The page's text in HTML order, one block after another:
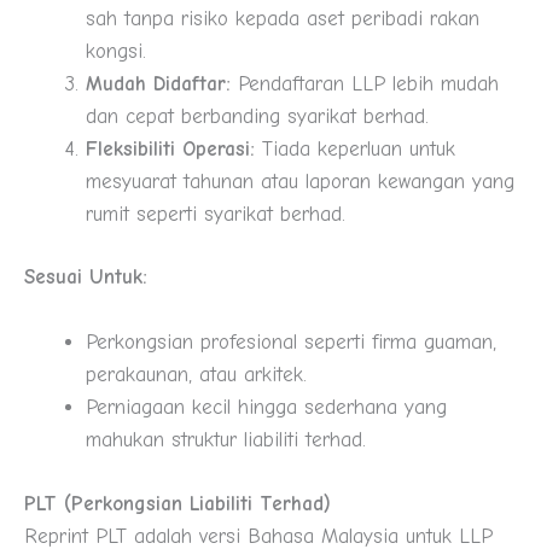
sah tanpa risiko kepada aset peribadi rakan
kongsi.
Mudah Didaftar: Pendaftaran LLP lebih mudah
dan cepat berbanding syarikat berhad.
Fleksibiliti Operasi: Tiada keperluan untuk
mesyuarat tahunan atau laporan kewangan yang
rumit seperti syarikat berhad.
Sesuai Untuk:
Perkongsian profesional seperti firma guaman,
perakaunan, atau arkitek.
Perniagaan kecil hingga sederhana yang
mahukan struktur liabiliti terhad.
PLT (Perkongsian Liabiliti Terhad)
Reprint PLT adalah versi Bahasa Malaysia untuk LLP